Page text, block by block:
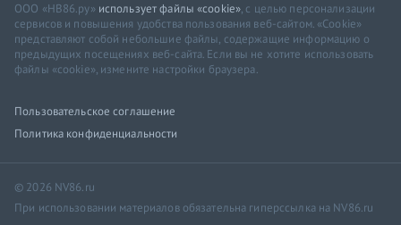
ООО «НВ86.ру» использует файлы «cookie», с целью персонализации
сервисов и повышения удобства пользования веб-сайтом. «Cookie»
представляют собой небольшие файлы, содержащие информацию о
предыдущих посещениях веб-сайта. Если вы не хотите использовать
файлы «cookie», измените настройки браузера.
Пользовательское соглашение
Политика конфиденциальности
© 2026 NV86.ru
При использовании материалов обязательна гиперссылка на NV86.ru